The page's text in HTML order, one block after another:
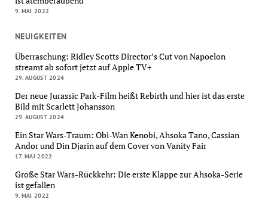
9. MAI 2022
NEUIGKEITEN
Überraschung: Ridley Scotts Director’s Cut von Napoelon
streamt ab sofort jetzt auf Apple TV+
29. AUGUST 2024
Der neue Jurassic Park-Film heißt Rebirth und hier ist das erste
Bild mit Scarlett Johansson
29. AUGUST 2024
Ein Star Wars-Traum: Obi-Wan Kenobi, Ahsoka Tano, Cassian
Andor und Din Djarin auf dem Cover von Vanity Fair
17. MAI 2022
Große Star Wars-Rückkehr: Die erste Klappe zur Ahsoka-Serie
ist gefallen
9. MAI 2022